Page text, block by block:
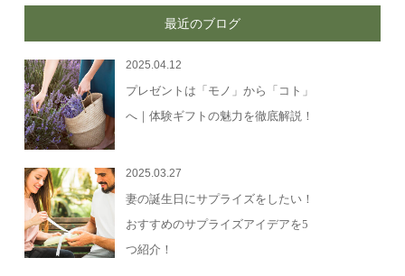
最近のブログ
2025.04.12
プレゼントは「モノ」から「コト」
へ｜体験ギフトの魅力を徹底解説！
2025.03.27
妻の誕生日にサプライズをしたい！
おすすめのサプライズアイデアを5
つ紹介！